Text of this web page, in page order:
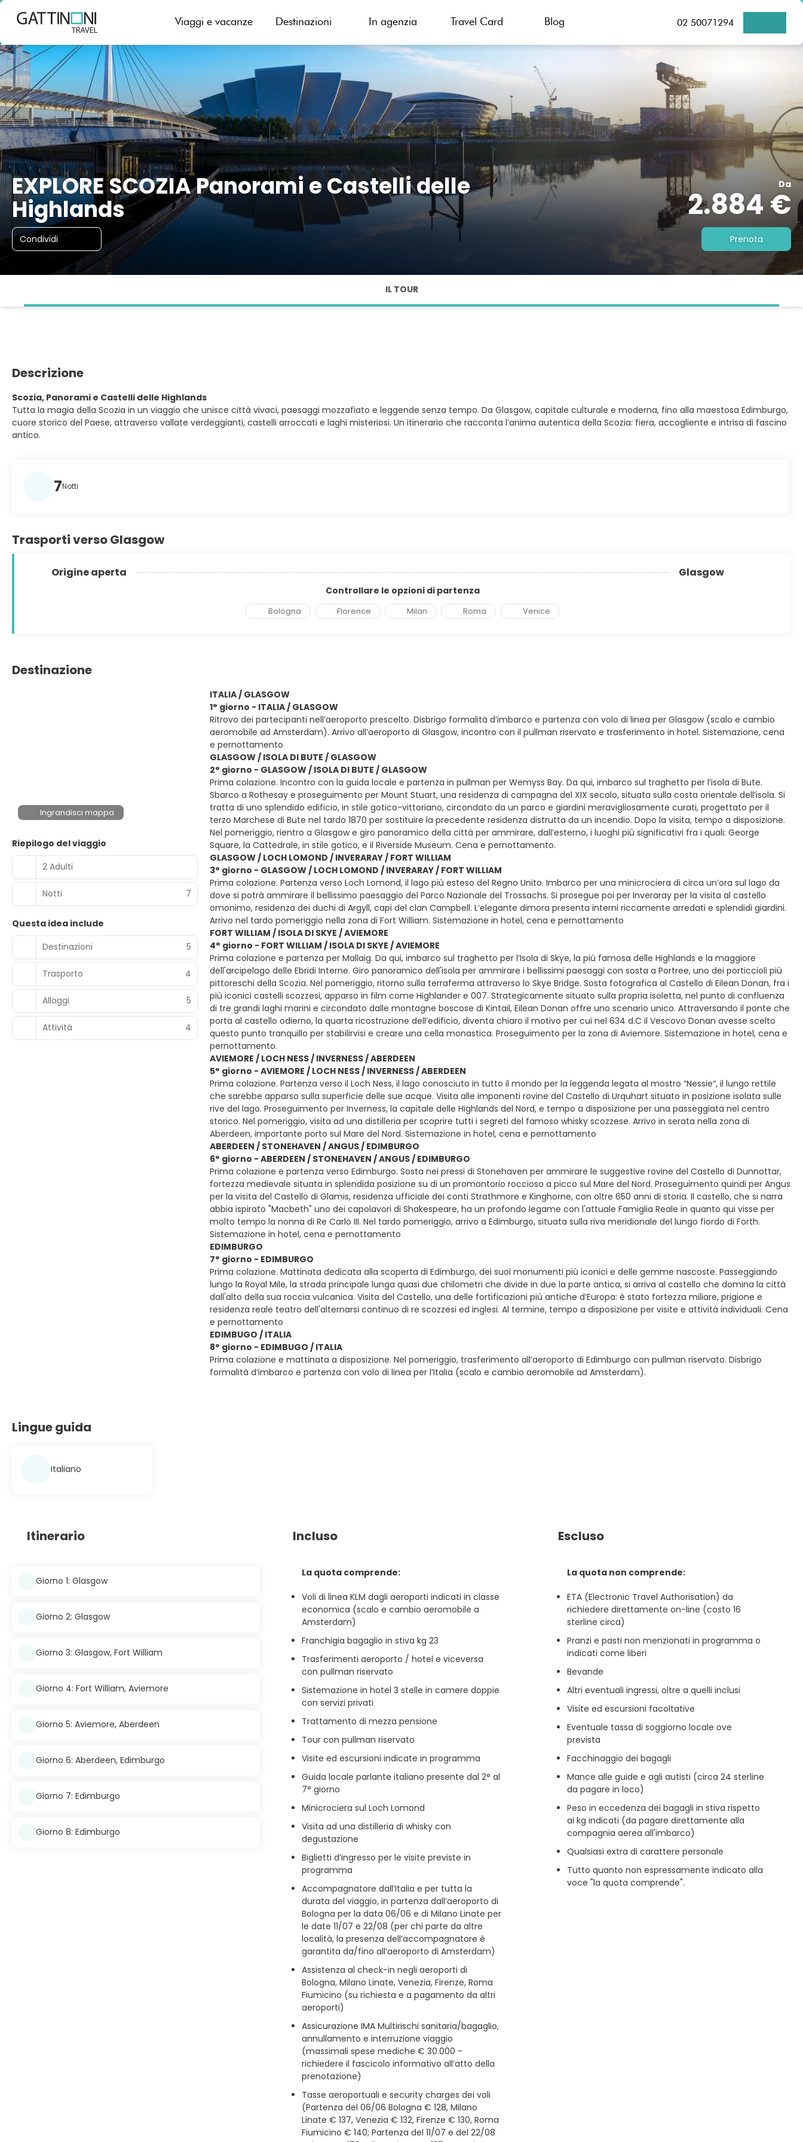
Viaggi e vacanze Destinazioni In agenzia Travel Card Blog 02 50071294
EXPLORE SCOZIA Panorami e Castelli delle
Highlands
Da
2.884 €
Condividi Prenota
Glasgow, Regno Unito
IL TOUR
Descrizione
Scozia, Panorami e Castelli delle Highlands
Tutta la magia della Scozia in un viaggio che unisce città vivaci, paesaggi mozzafiato e leggende senza tempo. Da Glasgow, capitale culturale e moderna, fino alla maestosa Edimburgo,
cuore storico del Paese, attraverso vallate verdeggianti, castelli arroccati e laghi misteriosi. Un itinerario che racconta l’anima autentica della Scozia: fiera, accogliente e intrisa di fascino
antico.
7Notti
Trasporti verso Glasgow
Origine aperta Glasgow
Controllare le opzioni di partenza
Bologna Florence Milan Roma Venice
Destinazione
Ingrandisci mappa
Riepilogo del viaggio
2 Adulti
Notti 7
Questa idea include
Destinazioni
5
Trasporto 4
Alloggi 5
Attività 4
ITALIA / GLASGOW
1° giorno - ITALIA / GLASGOW
Ritrovo dei partecipanti nell’aeroporto prescelto. Disbrigo formalità d’imbarco e partenza con volo di linea per Glasgow (scalo e cambio
aeromobile ad Amsterdam). Arrivo all’aeroporto di Glasgow, incontro con il pullman riservato e trasferimento in hotel. Sistemazione, cena
e pernottamento
GLASGOW / ISOLA DI BUTE / GLASGOW
2° giorno - GLASGOW / ISOLA DI BUTE / GLASGOW
Prima colazione. Incontro con la guida locale e partenza in pullman per Wemyss Bay. Da qui, imbarco sul traghetto per l’isola di Bute.
Sbarco a Rothesay e proseguimento per Mount Stuart, una residenza di campagna del XIX secolo, situata sulla costa orientale dell’isola. Si
tratta di uno splendido edificio, in stile gotico-vittoriano, circondato da un parco e giardini meravigliosamente curati, progettato per il
terzo Marchese di Bute nel tardo 1870 per sostituire la precedente residenza distrutta da un incendio. Dopo la visita, tempo a disposizione.
Nel pomeriggio, rientro a Glasgow e giro panoramico della città per ammirare, dall’esterno, i luoghi più significativi fra i quali: George
Square, la Cattedrale, in stile gotico, e il Riverside Museum. Cena e pernottamento.
GLASGOW / LOCH LOMOND / INVERARAY / FORT WILLIAM
3° giorno - GLASGOW / LOCH LOMOND / INVERARAY / FORT WILLIAM
Prima colazione. Partenza verso Loch Lomond, il lago più esteso del Regno Unito. Imbarco per una minicrociera di circa un’ora sul lago da
dove si potrà ammirare il bellissimo paesaggio del Parco Nazionale del Trossachs. Si prosegue poi per Inveraray per la visita al castello
omonimo, residenza dei duchi di Argyll, capi del clan Campbell. L’elegante dimora presenta interni riccamente arredati e splendidi giardini.
Arrivo nel tardo pomeriggio nella zona di Fort William. Sistemazione in hotel, cena e pernottamento
FORT WILLIAM / ISOLA DI SKYE / AVIEMORE
4° giorno - FORT WILLIAM / ISOLA DI SKYE / AVIEMORE
Prima colazione e partenza per Mallaig. Da qui, imbarco sul traghetto per l’Isola di Skye, la più famosa delle Highlands e la maggiore
dell'arcipelago delle Ebridi Interne. Giro panoramico dell'isola per ammirare i bellissimi paesaggi con sosta a Portree, uno dei porticcioli più
pittoreschi della Scozia. Nel pomeriggio, ritorno sulla terraferma attraverso lo Skye Bridge. Sosta fotografica al Castello di Eilean Donan, fra i
più iconici castelli scozzesi, apparso in film come Highlander e 007. Strategicamente situato sulla propria isoletta, nel punto di confluenza
di tre grandi laghi marini e circondato dalle montagne boscose di Kintail, Eilean Donan offre uno scenario unico. Attraversando il ponte che
porta al castello odierno, la quarta ricostruzione dell’edificio, diventa chiaro il motivo per cui nel 634 d.C il Vescovo Donan avesse scelto
questo punto tranquillo per stabilirvisi e creare una cella monastica. Proseguimento per la zona di Aviemore. Sistemazione in hotel, cena e
pernottamento.
AVIEMORE / LOCH NESS / INVERNESS / ABERDEEN
5° giorno - AVIEMORE / LOCH NESS / INVERNESS / ABERDEEN
Prima colazione. Partenza verso il Loch Ness, il lago conosciuto in tutto il mondo per la leggenda legata al mostro “Nessie“, il lungo rettile
che sarebbe apparso sulla superficie delle sue acque. Visita alle imponenti rovine del Castello di Urquhart situato in posizione isolata sulle
rive del lago. Proseguimento per Inverness, la capitale delle Highlands del Nord, e tempo a disposizione per una passeggiata nel centro
storico. Nel pomeriggio, visita ad una distilleria per scoprire tutti i segreti del famoso whisky scozzese. Arrivo in serata nella zona di
Aberdeen, importante porto sul Mare del Nord. Sistemazione in hotel, cena e pernottamento
ABERDEEN / STONEHAVEN / ANGUS / EDIMBURGO
6° giorno - ABERDEEN / STONEHAVEN / ANGUS / EDIMBURGO
Prima colazione e partenza verso Edimburgo. Sosta nei pressi di Stonehaven per ammirare le suggestive rovine del Castello di Dunnottar,
fortezza medievale situata in splendida posizione su di un promontorio roccioso a picco sul Mare del Nord. Proseguimento quindi per Angus
per la visita del Castello di Glamis, residenza ufficiale dei conti Strathmore e Kinghorne, con oltre 650 anni di storia. Il castello, che si narra
abbia ispirato "Macbeth" uno dei capolavori di Shakespeare, ha un profondo legame con l'attuale Famiglia Reale in quanto qui visse per
molto tempo la nonna di Re Carlo III. Nel tardo pomeriggio, arrivo a Edimburgo, situata sulla riva meridionale del lungo fiordo di Forth.
Sistemazione in hotel, cena e pernottamento
EDIMBURGO
7° giorno - EDIMBURGO
Prima colazione. Mattinata dedicata alla scoperta di Edimburgo, dei suoi monumenti più iconici e delle gemme nascoste. Passeggiando
lungo la Royal Mile, la strada principale lunga quasi due chilometri che divide in due la parte antica, si arriva al castello che domina la città
dall'alto della sua roccia vulcanica. Visita del Castello, una delle fortificazioni più antiche d’Europa: è stato fortezza miliare, prigione e
residenza reale teatro dell'alternarsi continuo di re scozzesi ed inglesi. Al termine, tempo a disposizione per visite e attività individuali. Cena
e pernottamento
EDIMBUGO / ITALIA
8° giorno - EDIMBUGO / ITALIA
Prima colazione e mattinata a disposizione. Nel pomeriggio, trasferimento all’aeroporto di Edimburgo con pullman riservato. Disbrigo
formalità d’imbarco e partenza con volo di linea per l’Italia (scalo e cambio aeromobile ad Amsterdam).
Lingue guida
Italiano
Itinerario
Giorno 1: Glasgow
Giorno 2: Glasgow
Giorno 3: Glasgow, Fort William
Giorno 4: Fort William, Aviemore
Giorno 5: Aviemore, Aberdeen
Giorno 6: Aberdeen, Edimburgo
Giorno 7: Edimburgo
Giorno 8: Edimburgo
Incluso
La quota comprende:
Voli di linea KLM dagli aeroporti indicati in classe
economica (scalo e cambio aeromobile a
Amsterdam)
Franchigia bagaglio in stiva kg 23
Trasferimenti aeroporto / hotel e viceversa
con pullman riservato
Sistemazione in hotel 3 stelle in camere doppie
con servizi privati
Trattamento di mezza pensione
Tour con pullman riservato
Visite ed escursioni indicate in programma
Guida locale parlante italiano presente dal 2° al
7° giorno
Minicrociera sul Loch Lomond
Visita ad una distilleria di whisky con
degustazione
Biglietti d’ingresso per le visite previste in
programma
Accompagnatore dall’Italia e per tutta la
durata del viaggio, in partenza dall’aeroporto di
Bologna per la data 06/06 e di Milano Linate per
le date 11/07 e 22/08 (per chi parte da altre
località, la presenza dell’accompagnatore è
garantita da/fino all’aeroporto di Amsterdam)
Assistenza al check-in negli aeroporti di
Bologna, Milano Linate, Venezia, Firenze, Roma
Fiumicino (su richiesta e a pagamento da altri
aeroporti)
Assicurazione IMA Multirischi sanitaria/bagaglio,
annullamento e interruzione viaggio
(massimali spese mediche € 30.000 -
richiedere il fascicolo informativo all’atto della
prenotazione)
Tasse aeroportuali e security charges dei voli
(Partenza del 06/06 Bologna € 128, Milano
Linate € 137, Venezia € 132, Firenze € 130, Roma
Fiumicino € 140; Partenza del 11/07 e del 22/08
Escluso
La quota non comprende:
ETA (Electronic Travel Authorisation) da
richiedere direttamente on-line (costo 16
sterline circa)
Pranzi e pasti non menzionati in programma o
indicati come liberi
Bevande
Altri eventuali ingressi, oltre a quelli inclusi
Visite ed escursioni facoltative
Eventuale tassa di soggiorno locale ove
prevista
Facchinaggio dei bagagli
Mance alle guide e agli autisti (circa 24 sterline
da pagare in loco)
Peso in eccedenza dei bagagli in stiva rispetto
ai kg indicati (da pagare direttamente alla
compagnia aerea all'imbarco)
Qualsiasi extra di carattere personale
Tutto quanto non espressamente indicato alla
voce "la quota comprende".